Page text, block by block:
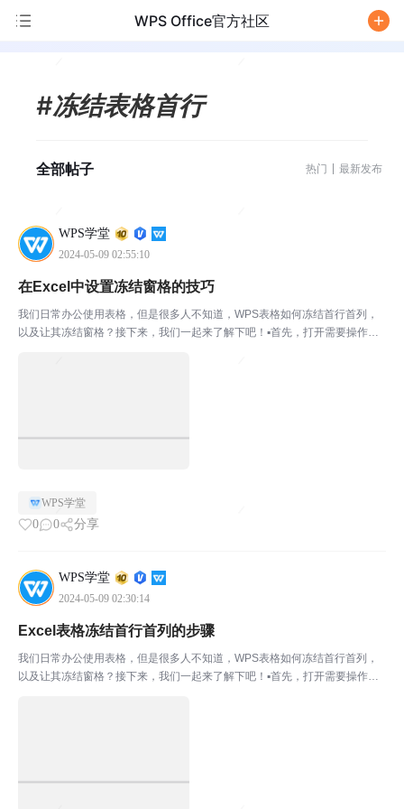
WPS Office官方社区
#冻结表格首行
全部帖子 热门 最新发布
WPS学堂
2024-05-09 02:55:10
在Excel中设置冻结窗格的技巧
我们日常办公使用表格，但是很多人不知道，WPS表格如何冻结首行首列，
以及让其冻结窗格？接下来，我们一起来了解下吧！▪首先，打开需要操作的
WPS学堂
0 0 分享
WPS学堂
2024-05-09 02:30:14
Excel表格冻结首行首列的步骤
我们日常办公使用表格，但是很多人不知道，WPS表格如何冻结首行首列，
以及让其冻结窗格？接下来，我们一起来了解下吧！▪首先，打开需要操作的